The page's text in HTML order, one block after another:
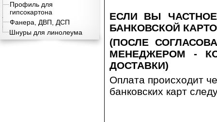
Профиль для
гипсокартона
Фанера, ДВП, ДСП
Шнуры для линолеума
ЕСЛИ ВЫ
БАНКОВСКОЙ
(ПОСЛЕ
МЕНЕДЖЕРОМ -
ДОСТАВКИ)
Оплата происходит
банковских карт